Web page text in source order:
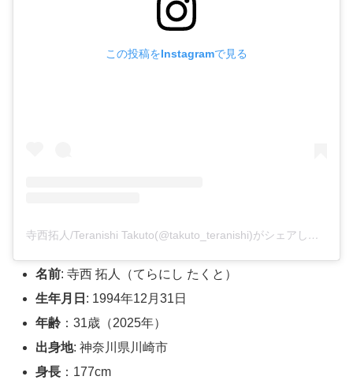
この投稿をInstagramで見る
寺西拓人/Teranishi Takuto(@takuto_teranishi)がシェアした投稿
名前: 寺西 拓人（てらにし たくと）
生年月日 : 1994年12月31日
年齢 ：31歳（2025年）
出身地: 神奈川県川崎市
身長 ：177cm